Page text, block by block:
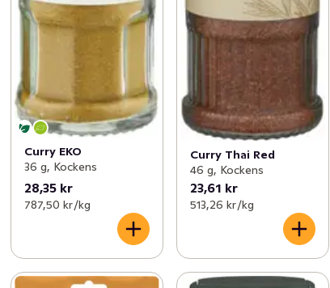
Curry EKO
36 g, Kockens
28,35 kr
787,50 kr /kg
Curry Thai Red
46 g, Kockens
23,61 kr
513,26 kr /kg